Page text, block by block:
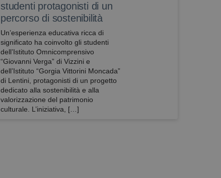
studenti protagonisti di un
percorso di sostenibilità
Un’esperienza educativa ricca di
significato ha coinvolto gli studenti
dell’Istituto Omnicomprensivo
“Giovanni Verga” di Vizzini e
dell’Istituto “Gorgia Vittorini Moncada”
di Lentini, protagonisti di un progetto
dedicato alla sostenibilità e alla
valorizzazione del patrimonio
culturale. L’iniziativa, […]